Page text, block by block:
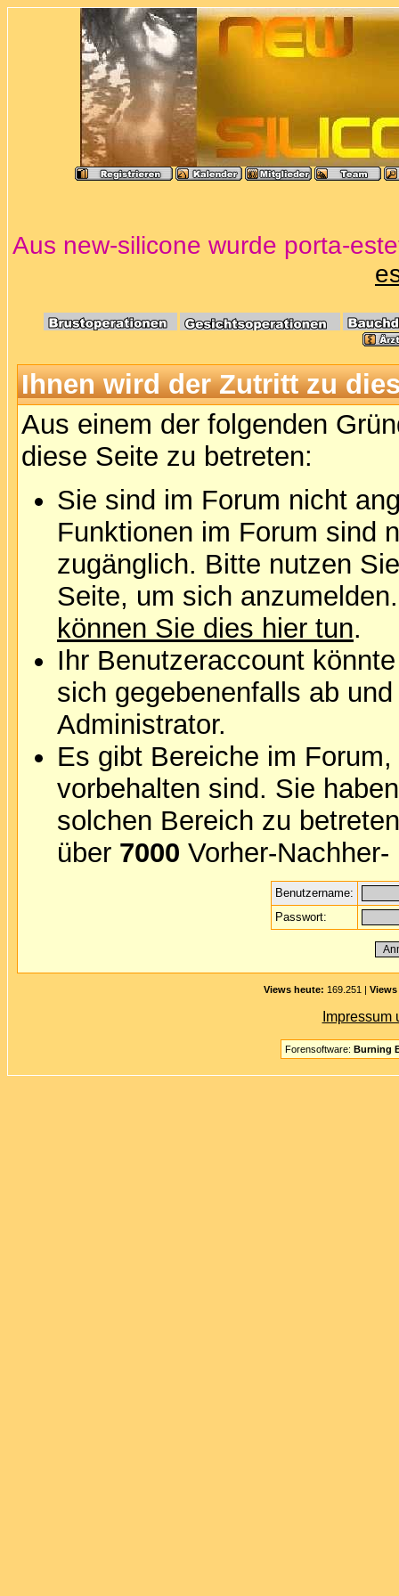
Aus new-silicone wurde porta-
Ihnen wird der Zutritt zu
Aus einem der folgenden
diese Seite zu betreten:
Sie sind im Forum nicht
Funktionen im Forum sind
zugänglich. Bitte nutzen
Seite, um sich
können Sie dies hier tun.
Ihr Benutzeraccount
sich gegebenenfalls ab
Administrator.
Es gibt Bereiche im
vorbehalten sind. Sie
solchen Bereich zu
über 7000 Vorher-
Benutzername:
Passwort:
Views heute: 169.251 |
Forensoftware: Burning